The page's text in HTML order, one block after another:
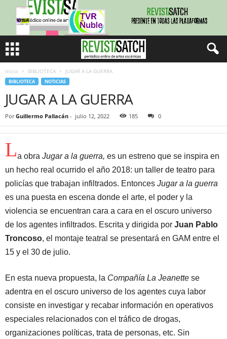
Inicio BIBLIOTECA JUGAR A LA GUERRA
BIBLIOTECA NOTICIAS
JUGAR A LA GUERRA
Por Guillermo Pallacán - julio 12, 2022 185 0
La obra Jugar a la guerra, es un estreno que se inspira en
un hecho real ocurrido el año 2018: un taller de teatro para
policías que trabajan infiltrados. Entonces Jugar a la guerra
es una puesta en escena donde el arte, el poder y la
violencia se encuentran cara a cara en el oscuro universo
de los agentes infiltrados. Escrita y dirigida por Juan Pablo
Troncoso, el montaje teatral se presentará en GAM entre el
15 y el 30 de julio.
En esta nueva propuesta, la Compañía La Jeanette se
adentra en el oscuro universo de los agentes cuya labor
consiste en investigar y recabar información en operativos
especiales relacionados con el tráfico de drogas,
organizaciones políticas, trata de personas, etc. Sin